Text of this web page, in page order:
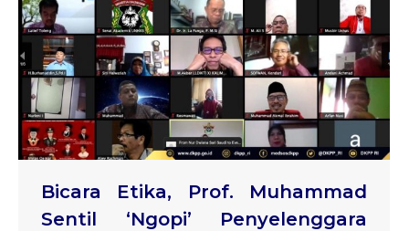
Bicara Etika, Prof. Muhammad
Sentil ‘Ngopi’ Penyelenggara